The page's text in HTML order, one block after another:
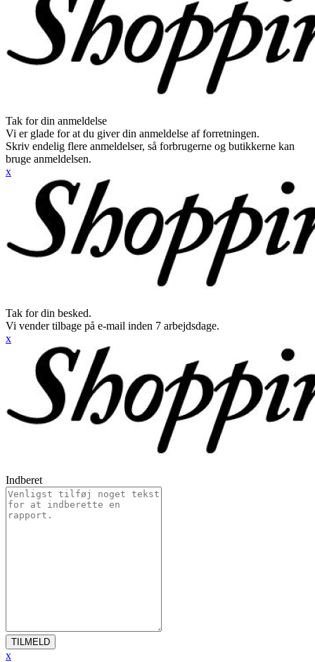
Tak for din anmeldelse
Vi er glade for at du giver din anmeldelse af forretningen.
Skriv endelig flere anmeldelser, så forbrugerne og butikkerne kan
bruge anmeldelsen.
x
Tak for din besked.
Vi vender tilbage på e-mail inden 7 arbejdsdage.
x
Indberet
TILMELD
x